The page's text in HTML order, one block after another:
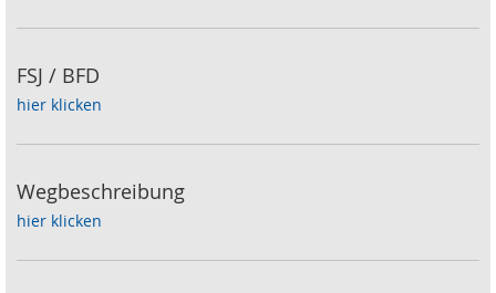
FSJ / BFD
hier klicken
Wegbeschreibung
hier klicken